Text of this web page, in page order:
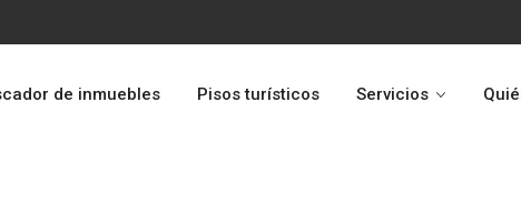
de inmuebles Pisos turísticos Servicios